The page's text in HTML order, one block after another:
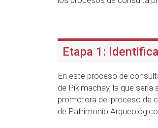
Etapa 1:
En este proceso de
de Pikimachay, la que
promotora del proceso de
de Patrimonio